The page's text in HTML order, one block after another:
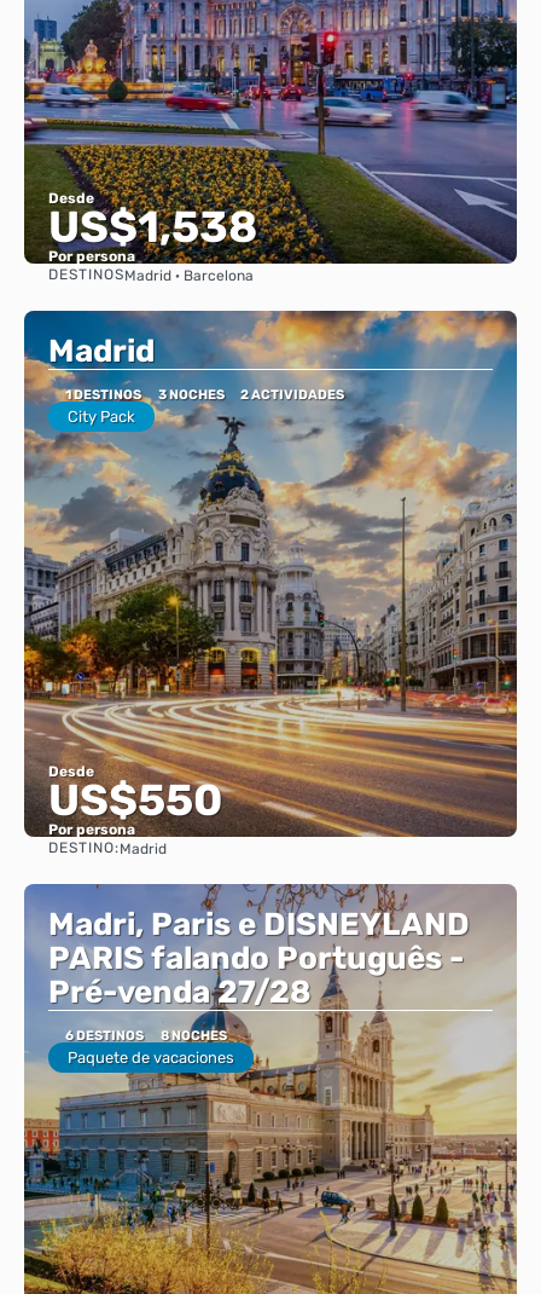
Desde
US$1,538
Por persona
DESTINOSMadrid · Barcelona
Madrid
1 DESTINOS 3 NOCHES 2 ACTIVIDADES
City Pack
Desde
US$550
Por persona
DESTINO:Madrid
Madri, Paris e DISNEYLAND
PARIS falando Português -
Pré-venda 27/28
6 DESTINOS 8 NOCHES
Paquete de vacaciones